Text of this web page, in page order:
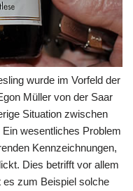
wurde im Vorfeld der
Müller von der Saar
Situation zwischen
wesentliches Problem
Kennzeichnungen,
Dies betrifft vor allem
es zum Beispiel solche